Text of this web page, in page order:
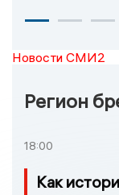
Новости СМИ2
Регион
18:00
Как